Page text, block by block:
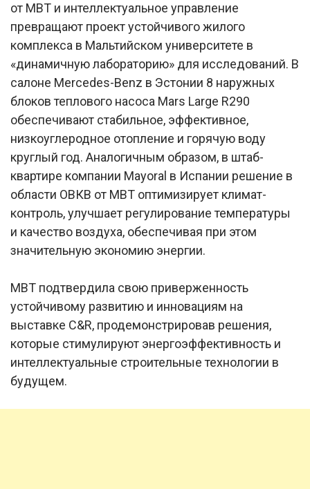
от MBT и интеллектуальное управление
превращают проект устойчивого жилого
комплекса в Мальтийском университете в
«динамичную лабораторию» для исследований. В
салоне Mercedes-Benz в Эстонии 8 наружных
блоков теплового насоса Mars Large R290
обеспечивают стабильное, эффективное,
низкоуглеродное отопление и горячую воду
круглый год. Аналогичным образом, в штаб-
квартире компании Mayoral в Испании решение в
области ОВКВ от MBT оптимизирует климат-
контроль, улучшает регулирование температуры
и качество воздуха, обеспечивая при этом
значительную экономию энергии.
MBT подтвердила свою приверженность
устойчивому развитию и инновациям на
выставке C&R, продемонстрировав решения,
которые стимулируют энергоэффективность и
интеллектуальные строительные технологии в
будущем.